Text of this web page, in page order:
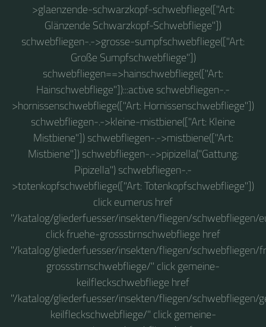
>glaenzende-schwarzkopf-schwebfliege(["Art:
Glänzende Schwarzkopf-Schwebfliege"])
schwebfliegen-.->grosse-sumpfschwebfliege(["Art:
Große Sumpfschwebfliege"])
schwebfliegen==>hainschwebfliege(["Art:
Hainschwebfliege"]):::active schwebfliegen-.-
>hornissenschwebfliege(["Art: Hornissenschwebfliege"])
schwebfliegen-.->kleine-mistbiene(["Art: Kleine
Mistbiene"]) schwebfliegen-.->mistbiene(["Art:
Mistbiene"]) schwebfliegen-.->pipizella("Gattung:
Pipizella") schwebfliegen-.-
>totenkopfschwebfliege(["Art: Totenkopfschwebfliege"])
click eumerus href
"/katalog/gliederfuesser/insekten/fliegen/schwebfliegen/
click fruehe-grossstirnschwebfliege href
"/katalog/gliederfuesser/insekten/fliegen/schwebfliegen/
grossstirnschwebfliege/" click gemeine-
keilfleckschwebfliege href
"/katalog/gliederfuesser/insekten/fliegen/schwebfliegen/
keilfleckschwebfliege/" click gemeine-